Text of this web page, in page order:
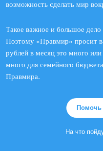
возможность сделать мир
Такое важное и большое
Поэтому «Правмир» просит
рублей в месяц это много
много для семейного
Правмира.
Помочь
На что